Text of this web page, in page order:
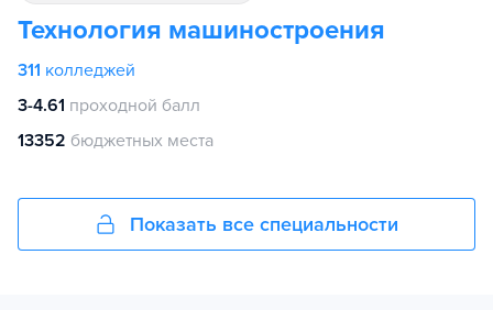
Технология машиностроения
311 колледжей
3-4.61 проходной балл
13352 бюджетных места
Показать все специальности